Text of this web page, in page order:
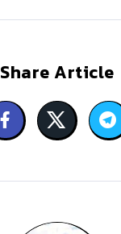
Share Article